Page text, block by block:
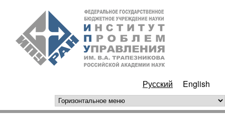
Перейти к основному
содержанию
РАН
Русский English
горизонтальное меню